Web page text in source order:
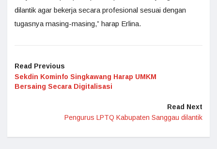
dilantik agar bekerja secara profesional sesuai dengan
tugasnya masing-masing,” harap Erlina.
Read Previous
Sekdin Kominfo Singkawang Harap UMKM
Bersaing Secara Digitalisasi
Read Next
Pengurus LPTQ Kabupaten Sanggau dilantik